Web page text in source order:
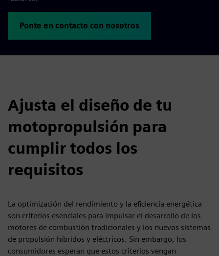
Ponte en contacto con nosotros
Ajusta el diseño de tu
motopropulsión para
cumplir todos los
requisitos
La optimización del rendimiento y la eficiencia energética
son criterios esenciales para impulsar el desarrollo de los
motores de combustión tradicionales y los nuevos sistemas
de propulsión híbridos y eléctricos. Sin embargo, los
consumidores esperan que estos criterios vengan